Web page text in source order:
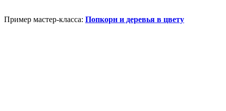
Пример мастер-класса: Попкорн и деревья в цвету